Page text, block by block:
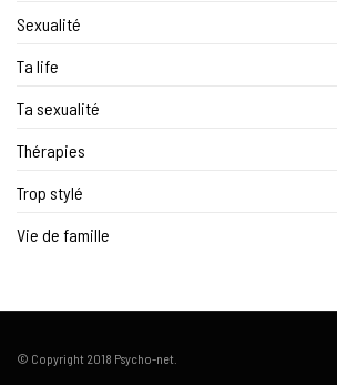
Sexualité
Ta life
Ta sexualité
Thérapies
Trop stylé
Vie de famille
© Copyright 2018 Psycho-net.